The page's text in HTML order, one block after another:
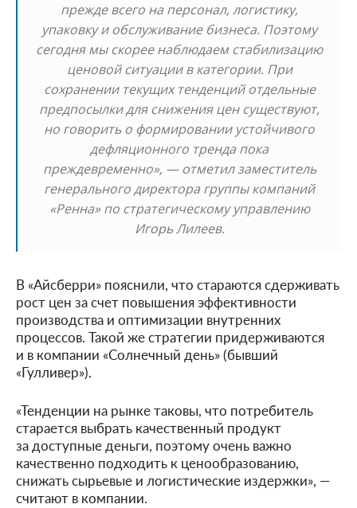
прежде всего на персонал, логистику,
упаковку и обслуживание бизнеса. Поэтому
сегодня мы скорее наблюдаем стабилизацию
ценовой ситуации в категории. При
сохранении текущих тенденций отдельные
предпосылки для снижения цен существуют,
но говорить о формировании устойчивого
дефляционного тренда пока
преждевременно», — отметил заместитель
генерального директора группы компаний
«Ренна» по стратегическому управлению
Игорь Лилеев.
В «Айсберри» пояснили, что стараются сдерживать
рост цен за счет повышения эффективности
производства и оптимизации внутренних
процессов. Такой же стратегии придерживаются
и в компании «Солнечный день» (бывший
«Гулливер»).
«Тенденции на рынке таковы, что потребитель
старается выбрать качественный продукт
за доступные деньги, поэтому очень важно
качественно подходить к ценообразованию,
снижать сырьевые и логистические издержки», —
считают в компании.